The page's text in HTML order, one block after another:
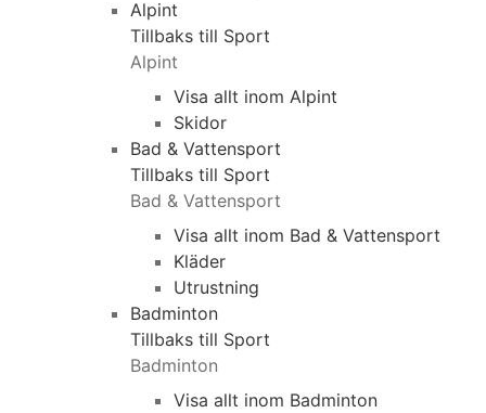
Alpint
Tillbaks till Sport
Alpint
Visa allt inom Alpint
Skidor
Bad & Vattensport
Tillbaks till Sport
Bad & Vattensport
Visa allt inom Bad & Vattensport
Kläder
Utrustning
Badminton
Tillbaks till Sport
Badminton
Visa allt inom Badminton